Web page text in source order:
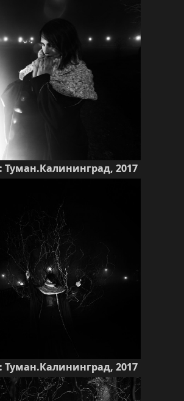
Туман.Калининград, 2017
Туман.Калининград, 2017